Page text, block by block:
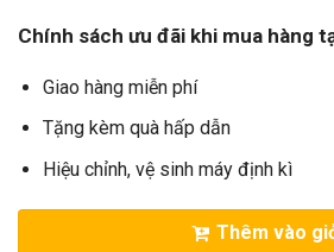
Chính sách ưu đãi khi mua hàng
Giao hàng miễn phí
Tặng kèm quà hấp dẫn
Hiệu chỉnh, vệ sinh máy định kì
Thêm vào